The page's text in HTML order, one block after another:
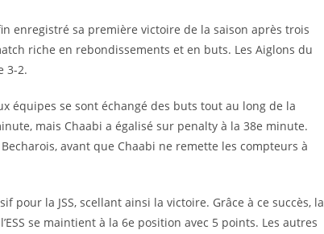
enregistré sa première victoire de la saison après trois
riche en rebondissements et en buts. Les Aiglons du
3-2.
équipes se sont échangé des buts tout au long de la
mais Chaabi a égalisé sur penalty à la 38e minute.
avant que Chaabi ne remette les compteurs à
pour la JSS, scellant ainsi la victoire. Grâce à ce succès, la
se maintient à la 6e position avec 5 points. Les autres